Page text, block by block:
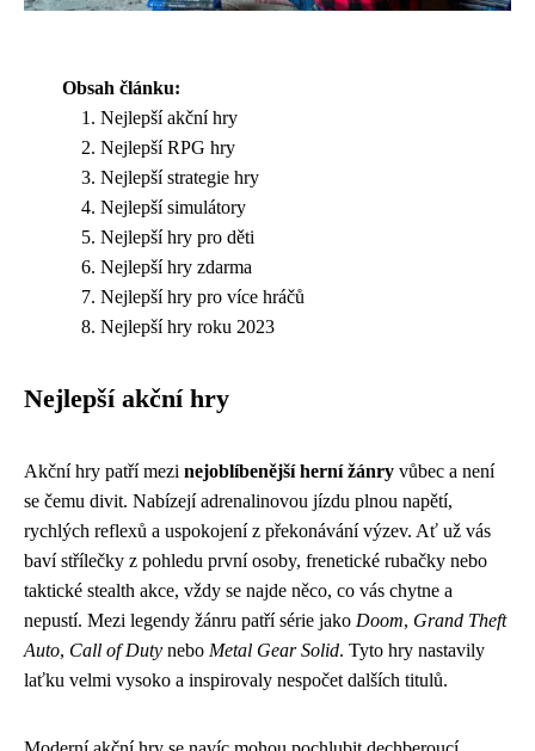
Obsah článku:
Nejlepší akční hry
Nejlepší RPG hry
Nejlepší strategie hry
Nejlepší simulátory
Nejlepší hry pro děti
Nejlepší hry zdarma
Nejlepší hry pro více hráčů
Nejlepší hry roku 2023
Nejlepší akční hry
Akční hry patří mezi nejoblíbenější herní žánry vůbec a není
se čemu divit. Nabízejí adrenalinovou jízdu plnou napětí,
rychlých reflexů a uspokojení z překonávání výzev. Ať už vás
baví střílečky z pohledu první osoby, frenetické rubačky nebo
taktické stealth akce, vždy se najde něco, co vás chytne a
nepustí. Mezi legendy žánru patří série jako Doom, Grand Theft
Auto, Call of Duty nebo Metal Gear Solid. Tyto hry nastavily
laťku velmi vysoko a inspirovaly nespočet dalších titulů.